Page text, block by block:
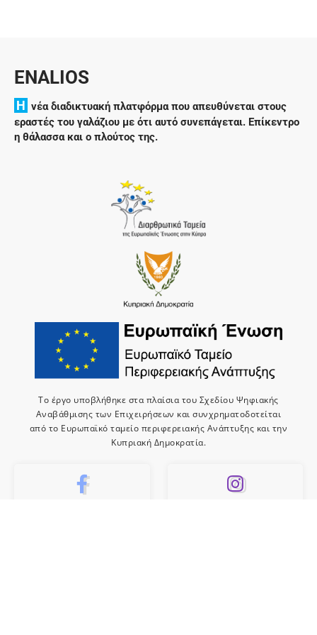
ENALIOS
H νέα διαδικτυακή πλατφόρμα που απευθύνεται στους
εραστές του γαλάζιου με ότι αυτό συνεπάγεται. Επίκεντρο
η θάλασσα και ο πλούτος της.
Το έργο υποβλήθηκε στα πλαίσια του Σχεδίου Ψηφιακής
Αναβάθμισης των Επιχειρήσεων και συνχρηματοδοτείται
από το Ευρωπαϊκό ταμείο περιφερειακής Ανάπτυξης και την
Κυπριακή Δημοκρατία.